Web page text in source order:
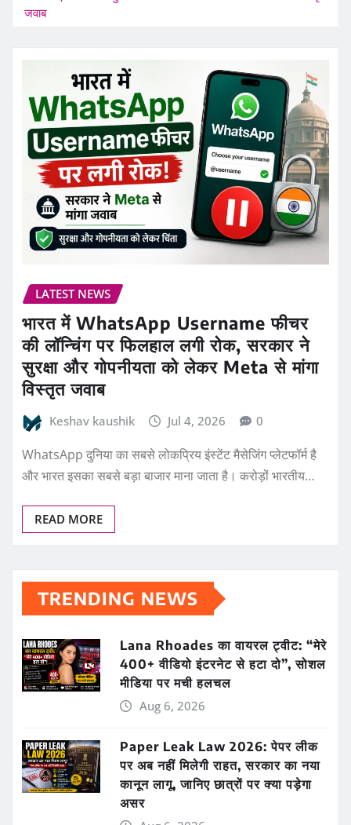
जवाब
LATEST NEWS
भारत में WhatsApp Username फीचर
की लॉन्चिंग पर फिलहाल लगी रोक, सरकार ने
सुरक्षा और गोपनीयता को लेकर Meta से मांगा
विस्तृत जवाब
Keshav kaushik Jul 4, 2026 0
WhatsApp दुनिया का सबसे लोकप्रिय इंस्टेंट मैसेजिंग प्लेटफॉर्म है
और भारत इसका सबसे बड़ा बाजार माना जाता है। करोड़ों भारतीय…
READ MORE
TRENDING NEWS
Lana Rhoades का वायरल ट्वीट: “मेरे
400+ वीडियो इंटरनेट से हटा दो”, सोशल
मीडिया पर मची हलचल
Aug 6, 2026
Paper Leak Law 2026: पेपर लीक
पर अब नहीं मिलेगी राहत, सरकार का नया
कानून लागू, जानिए छात्रों पर क्या पड़ेगा
असर